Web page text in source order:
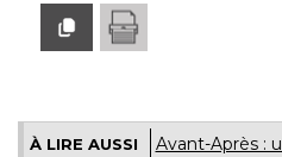
À LIRE AUSSI
Avant-Après :